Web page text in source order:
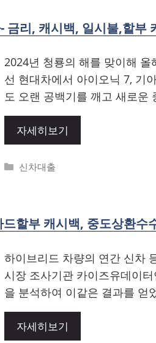
금리, 캐시백, 일시불,할부
2024년 청룡의 해를 맞이해
선 현대차에서 아이오닉 7, 기
도 오랜 공백기를 깨고 새로운
자세히보기
Categories
신차대출
할부 캐시백, 중도상환수
하이브리드 차량의 연간 신차
시장 조사기관 카이즈유데이
을 분석하여 이같은 결과를 얻
자세히보기